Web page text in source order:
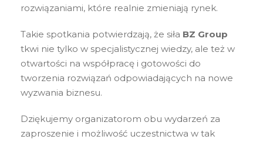
rozwiązaniami, które realnie zmieniają rynek.
Takie spotkania potwierdzają, że siła BZ Group
tkwi nie tylko w specjalistycznej wiedzy, ale też w
otwartości na współpracę i gotowości do
tworzenia rozwiązań odpowiadających na nowe
wyzwania biznesu.
Dziękujemy organizatorom obu wydarzeń za
zaproszenie i możliwość uczestnictwa w tak